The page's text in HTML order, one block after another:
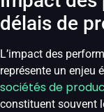
délais de
L’impact des
représente un enjeu
sociétés de
constituent souvent